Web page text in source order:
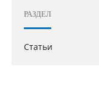
РАЗДЕЛ
Статьи